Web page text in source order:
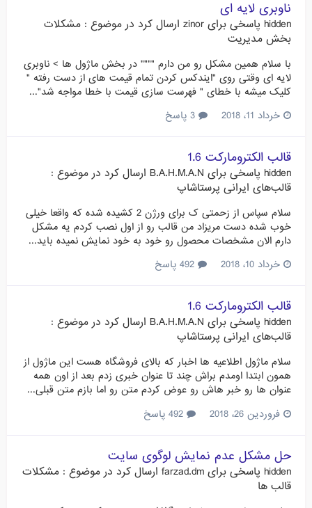
ناوبری لایه ای
hidden پاسخی برای zinor ارسال کرد در موضوع : مشکلات
بخش مدیریت
با سلام همین مشکل رو من دارم """" در بخش ماژول ها > ناوبری
لایه ای وقتی روی "ایندکس کردن تمام قیمت های از دست رفته "
کلیک میشه با خطای " فهرست سازی قیمت با خطا مواجه شد"...
خرداد 11، 2018
قالب الکترومارکت 1.6
hidden پاسخی برای B.A.H.M.A.N ارسال کرد در موضوع :
قالب‌های ایرانی پرستاشاپ
سلام سپاس از زحمتی ک برای ورژن 2 کشیده شده که واقعا خیلی
خوب شده دست مریزاد من قالب رو از اول نصب کردم یه مشکل
دارم الان مشخصات محصول رو خود به خود نمایش نمیده باید...
خرداد 10، 2018
قالب الکترومارکت 1.6
hidden پاسخی برای B.A.H.M.A.N ارسال کرد در موضوع :
قالب‌های ایرانی پرستاشاپ
سلام ماژول اطلاعیه ها اخبار که بالای فروشگاه هست این ماژول از
همون ابتدا اومدم براش چند تا عنوان خبری زدم بعد از اون همه
عنوان ها رو خبر هاش رو عوض کردم متن رو اما بازم متن قبلی...
فروردین 26، 2018
حل مشکل عدم نمایش لوگوی سایت
hidden پاسخی برای farzad.dm ارسال کرد در موضوع : مشکلات
قالب ها